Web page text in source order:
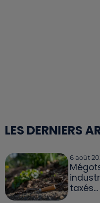
LES DERNIERS
6 août
taxés...